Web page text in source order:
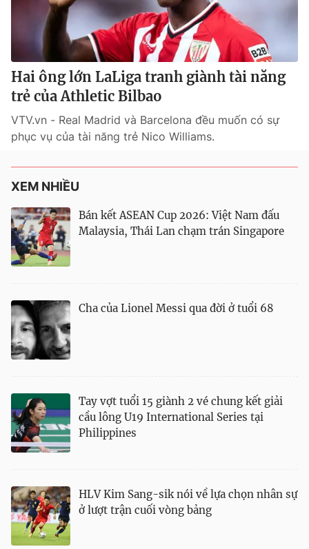
Hai ông lớn LaLiga tranh giành tài năng
trẻ của Athletic Bilbao
VTV.vn - Real Madrid và Barcelona đều muốn có sự
phục vụ của tài năng trẻ Nico Williams.
XEM NHIỀU
Bán kết ASEAN Cup 2026: Việt Nam đấu
Malaysia, Thái Lan chạm trán Singapore
Cha của Lionel Messi qua đời ở tuổi 68
Tay vợt tuổi 15 giành 2 vé chung kết giải
cầu lông U19 International Series tại
Philippines
HLV Kim Sang-sik nói về lựa chọn nhân sự
ở lượt trận cuối vòng bảng